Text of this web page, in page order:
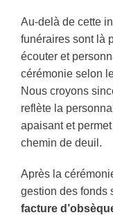
Au-delà de cette
funéraires sont là
écouter et
cérémonie selon
Nous croyons
reflète la
apaisant et
chemin de deuil.
Après la
gestion des fonds
facture